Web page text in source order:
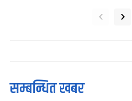
‹ ›
सम्बन्धित खबर